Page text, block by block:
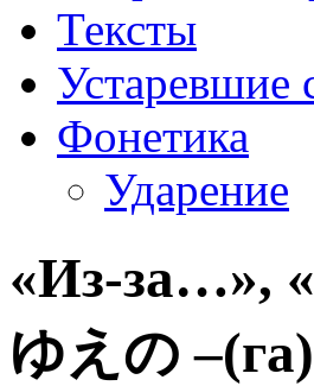
Тексты
Устаревшие
Фонетика
Ударение
«Из-за…»,
ゆえの